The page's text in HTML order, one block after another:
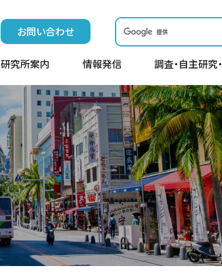
お問い合わせ
研究所案内 情報発信 調査・自主研究